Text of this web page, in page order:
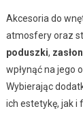
Akcesoria do
atmosfery oraz
poduszki,
wpłynąć na jego
Wybierając
ich estetykę, jak i